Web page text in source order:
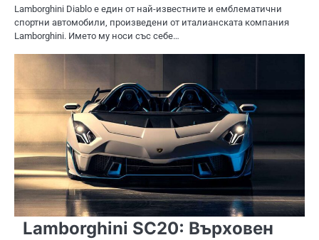
Lamborghini Diablo е един от най-известните и емблематични
спортни автомобили, произведени от италианската компания
Lamborghini. Името му носи със себе…
Lamborghini SC20: Върховен